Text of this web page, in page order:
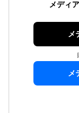
メディ
メ
メ